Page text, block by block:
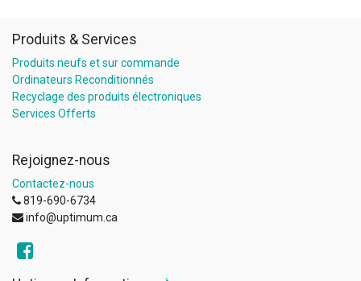
Produits & Services
Produits neufs et sur commande
Ordinateurs Reconditionnés
Recyclage des produits électroniques
Services Offerts
Rejoignez-nous
Contactez-nous
819-690-6734
info@uptimum.ca